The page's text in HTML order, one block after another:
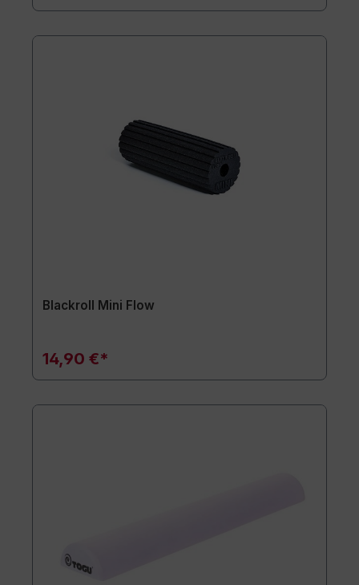
Blackroll Mini Flow
14,90 €*